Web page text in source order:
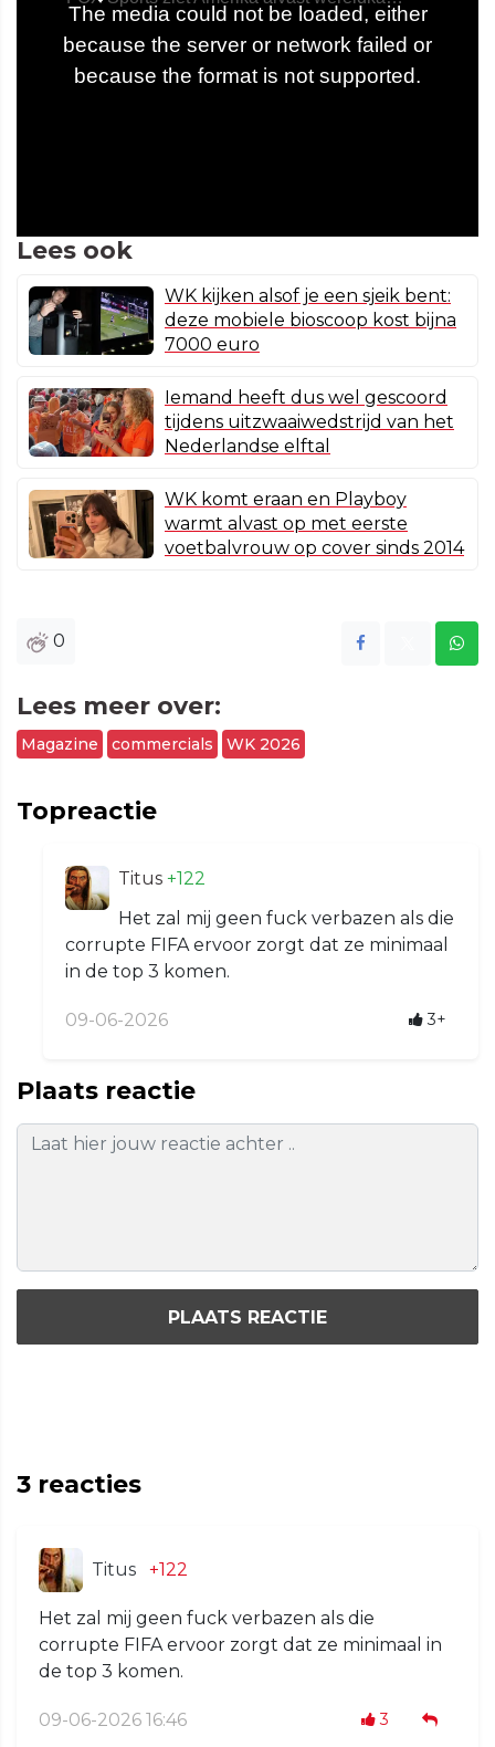
Lees ook
WK kijken alsof je een sjeik bent:
deze mobiele bioscoop kost bijna
7000 euro
Iemand heeft dus wel gescoord
tijdens uitzwaaiwedstrijd van het
Nederlandse elftal
WK komt eraan en Playboy
warmt alvast op met eerste
voetbalvrouw op cover sinds 2014
0
Lees meer over:
Magazine commercials WK 2026
Topreactie
Titus +122
Het zal mij geen fuck verbazen als die
corrupte FIFA ervoor zorgt dat ze minimaal
in de top 3 komen.
09-06-2026 3+
Plaats reactie
PLAATS REACTIE
3 reacties
Titus +122
Het zal mij geen fuck verbazen als die
corrupte FIFA ervoor zorgt dat ze minimaal in
de top 3 komen.
09-06-2026 16:46 3